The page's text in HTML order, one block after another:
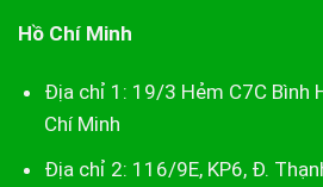
Hồ Chí Minh
Địa chỉ 1: 19/3 Hẻm C7C Bình
Chí Minh
Địa chỉ 2: 116/9E, KP6, Đ.